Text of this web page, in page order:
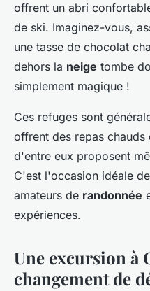
offrent un abri
de ski. Imaginez-vous,
une tasse de chocolat
dehors la neige tombe
simplement magique !
Ces refuges sont
offrent des repas
d'entre eux proposent
C'est l'occasion idéale
amateurs de randonnée
expériences.
Une excursion à
changement de